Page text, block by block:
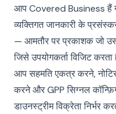
आप Covered Business हैं
व्यक्तिगत जानकारी के
— आमतौर पर प्रकाशक जो
जिसे उपयोगकर्ता विजिट
आप सहमति एकत्र करने,
करने और GPP सिग्नल
डाउनस्ट्रीम विक्रेता निर्भर